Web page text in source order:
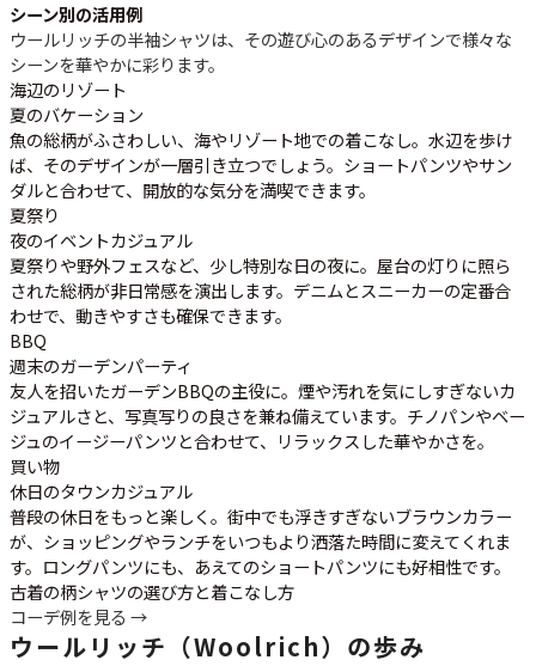
シーン別の活用例
ウールリッチの半袖シャツは、その遊び心のあるデザインで様々な
シーンを華やかに彩ります。
海辺のリゾート
夏のバケーション
魚の総柄がふさわしい、海やリゾート地での着こなし。水辺を歩け
ば、そのデザインが一層引き立つでしょう。ショートパンツやサン
ダルと合わせて、開放的な気分を満喫できます。
夏祭り
夜のイベントカジュアル
夏祭りや野外フェスなど、少し特別な日の夜に。屋台の灯りに照ら
された総柄が非日常感を演出します。デニムとスニーカーの定番合
わせで、動きやすさも確保できます。
BBQ
週末のガーデンパーティ
友人を招いたガーデンBBQの主役に。煙や汚れを気にしすぎないカ
ジュアルさと、写真写りの良さを兼ね備えています。チノパンやベー
ジュのイージーパンツと合わせて、リラックスした華やかさを。
買い物
休日のタウンカジュアル
普段の休日をもっと楽しく。街中でも浮きすぎないブラウンカラー
が、ショッピングやランチをいつもより洒落た時間に変えてくれま
す。ロングパンツにも、あえてのショートパンツにも好相性です。
古着の柄シャツの選び方と着こなし方
コーデ例を見る →
ウールリッチ（Woolrich）の歩み